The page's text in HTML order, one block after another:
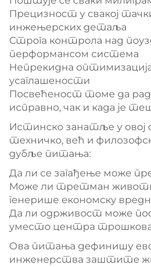
Прецизност у свакој
инжењерских детаља
Строга контрола над
перформансом система
Непрекидна
усаглашености
Посвећеност томе да
исправно, чак и када је
Истинско занатље у овој
техничко, већ и
дубље питања:
Да ли се загађење може
Може ли третман
генерише економску
Да ли одрживост може
уместо центра
Ова питања дефинишу
инженерства заштите